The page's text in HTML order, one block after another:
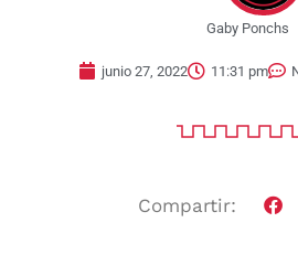
Gaby Ponchs
junio 27, 2022 11:31 pm
Compartir: